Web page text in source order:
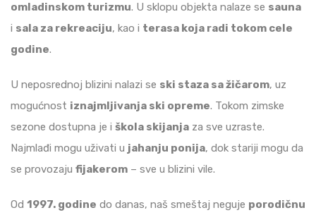
omladinskom turizmu. U sklopu objekta nalaze se sauna
i sala za rekreaciju, kao i terasa koja radi tokom cele
godine.
U neposrednoj blizini nalazi se ski staza sa žičarom, uz
mogućnost iznajmljivanja ski opreme. Tokom zimske
sezone dostupna je i škola skijanja za sve uzraste.
Najmlađi mogu uživati u jahanju ponija, dok stariji mogu da
se provozaju fijakerom – sve u blizini vile.
Od 1997. godine do danas, naš smeštaj neguje porodičnu